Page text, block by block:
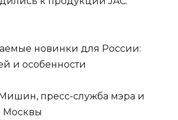
пресс-служба мэра и
Москвы